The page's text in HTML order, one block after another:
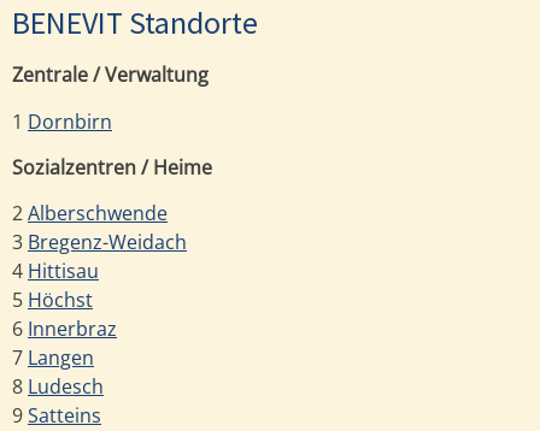
BENEVIT Standorte
Zentrale / Verwaltung
1 Dornbirn
Sozialzentren / Heime
2Alberschwende
3 Bregenz-Weidach
4 Hittisau
5 Höchst
6 Innerbraz
7 Langen
8 Ludesch
9Satteins